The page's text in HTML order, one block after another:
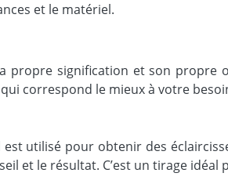
et le matériel.
propre signification et son
correspond le mieux à votre
utilisé pour obtenir des
et le résultat. C’est un tirage